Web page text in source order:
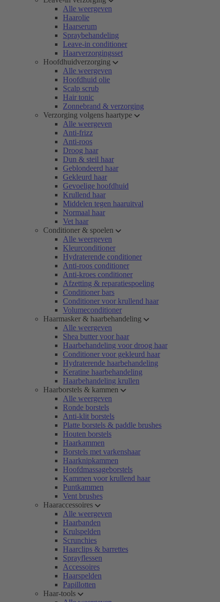
Alle weergeven
Haarolie
Haarserum
Spraybehandeling
Leave-in conditioner
Haarverzorgingsset
Hoofdhuidverzorging
Alle weergeven
Hoofdhuid olie
Scalp scrub
Hair tonic
Zonnebrand & verzorging
Verzorging volgens haartype
Alle weergeven
Anti-frizz
Anti-roos
Droog haar
Dun & steil haar
Geblondeerd haar
Gekleurd haar
Gevoelige hoofdhuid
Krullend haar
Middelen tegen haaruitval
Normaal haar
Vet haar
Conditioner & spoelen
Alle weergeven
Kleurconditioner
Hydraterende conditioner
Anti-roos conditioner
Anti-kroes conditioner
Afzetting & reparatiespoeling
Conditioner bars
Conditioner voor krullend haar
Volumeconditioner
Haarmasker & haarbehandeling
Alle weergeven
Shea butter voor haar
Haarbehandeling voor droog haar
Conditioner voor gekleurd haar
Hydraterende haarbehandeling
Keratine haarbehandeling
Haarbehandeling krullen
Haarborstels & kammen
Alle weergeven
Ronde borstels
Anti-klit borstels
Platte borstels & paddle brushes
Houten borstels
Haarkammen
Borstels met varkenshaar
Haarknipkammen
Hoofdmassageborstels
Kammen voor krullend haar
Puntkammen
Vent brushes
Haaraccessoires
Alle weergeven
Haarbanden
Krulspelden
Scrunchies
Haarclips & barrettes
Sprayflessen
Accessoires
Haarspelden
Papillotten
Haar-tools